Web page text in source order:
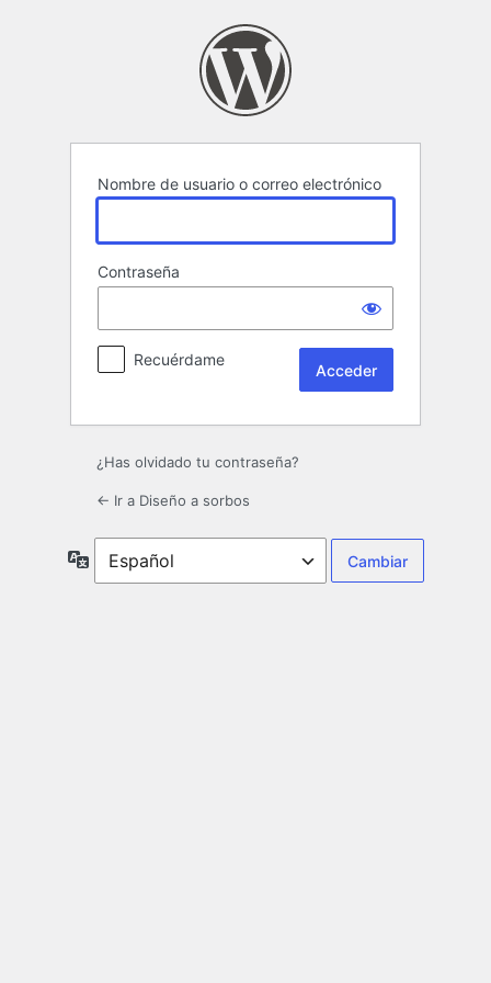
Nombre de usuario o correo electrónico
Contraseña
Recuérdame
¿Has olvidado tu contraseña?
← Ir a Diseño a sorbos
Idioma